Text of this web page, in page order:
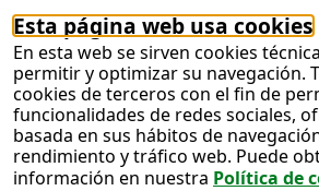
Esta página web usa cookies
En esta web se sirven cookies
permitir y optimizar su navegación.
cookies de terceros con el fin de
funcionalidades de redes sociales,
basada en sus hábitos de
rendimiento y tráfico web. Puede
información en nuestra Política de